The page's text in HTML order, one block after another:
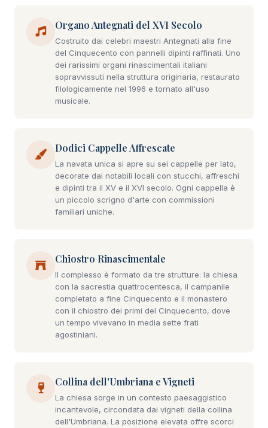
Organo Antegnati del XVI Secolo
Costruito dai celebri maestri Antegnati alla fine
del Cinquecento con pannelli dipinti raffinati. Uno
dei rarissimi organi rinascimentali italiani
sopravvissuti nella struttura originaria, restaurato
filologicamente nel 1996 e tornato all'uso
musicale.
Dodici Cappelle Affrescate
La navata unica si apre su sei cappelle per lato,
decorate dai notabili locali con stucchi, affreschi
e dipinti tra il XV e il XVI secolo. Ogni cappella è
un piccolo scrigno d'arte con commissioni
familiari uniche.
Chiostro Rinascimentale
Il complesso è formato da tre strutture: la chiesa
con la sacrestia quattrocentesca, il campanile
completato a fine Cinquecento e il monastero
con il chiostro dei primi del Cinquecento, dove
un tempo vivevano in media sette frati
agostiniani.
Collina dell'Umbriana e Vigneti
La chiesa sorge in un contesto paesaggistico
incantevole, circondata dai vigneti della collina
dell'Umbriana. La posizione elevata offre scorci